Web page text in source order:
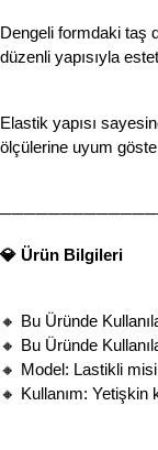
Dengeli formdaki taş
düzenli yapısıyla
Elastik yapısı
ölçülerine uyum
💎 Ürün Bilgileri
🔸 Bu Üründe
🔸 Bu Üründe
🔸 Model: Lastikli
🔸 Kullanım: Yetişkin